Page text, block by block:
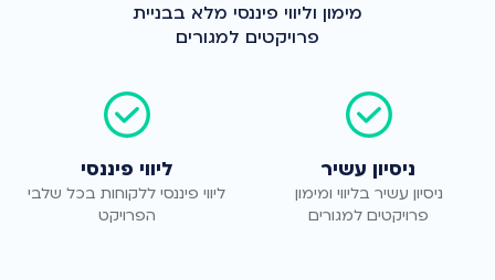
מימון וליווי פיננסי מלא בבניית
פרויקטים למגורים
ניסיון עשיר
ניסיון עשיר בליווי ומימון
פרויקטים למגורים
ליווי פיננסי
ליווי פיננסי ללקוחות בכל שלבי
הפרויקט